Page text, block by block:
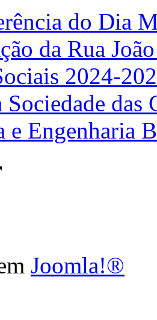
do Dia
da Rua
2024-
Sociedade
e Engenharia
Joomla!®